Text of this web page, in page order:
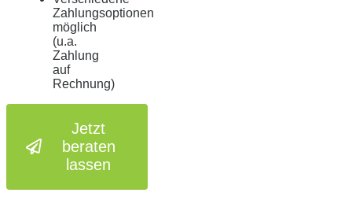
Zahlungsoptionen
möglich
(u.a.
Zahlung
auf
Rechnung)
Jetzt
beraten
lassen